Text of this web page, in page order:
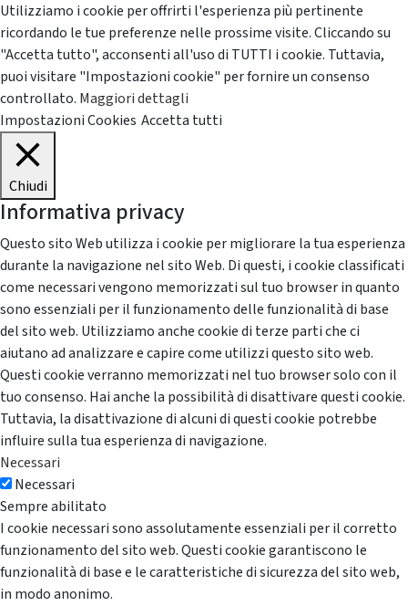
Utilizziamo i cookie per offrirti l'esperienza più pertinente
ricordando le tue preferenze nelle prossime visite. Cliccando su
"Accetta tutto", acconsenti all'uso di TUTTI i cookie. Tuttavia,
puoi visitare "Impostazioni cookie" per fornire un consenso
controllato. Maggiori dettagli
Impostazioni Cookies Accetta tutti
Chiudi
Informativa privacy
Questo sito Web utilizza i cookie per migliorare la tua esperienza
durante la navigazione nel sito Web. Di questi, i cookie classificati
come necessari vengono memorizzati sul tuo browser in quanto
sono essenziali per il funzionamento delle funzionalità di base
del sito web. Utilizziamo anche cookie di terze parti che ci
aiutano ad analizzare e capire come utilizzi questo sito web.
Questi cookie verranno memorizzati nel tuo browser solo con il
tuo consenso. Hai anche la possibilità di disattivare questi cookie.
Tuttavia, la disattivazione di alcuni di questi cookie potrebbe
influire sulla tua esperienza di navigazione.
Necessari
Necessari
Sempre abilitato
I cookie necessari sono assolutamente essenziali per il corretto
funzionamento del sito web. Questi cookie garantiscono le
funzionalità di base e le caratteristiche di sicurezza del sito web,
in modo anonimo.